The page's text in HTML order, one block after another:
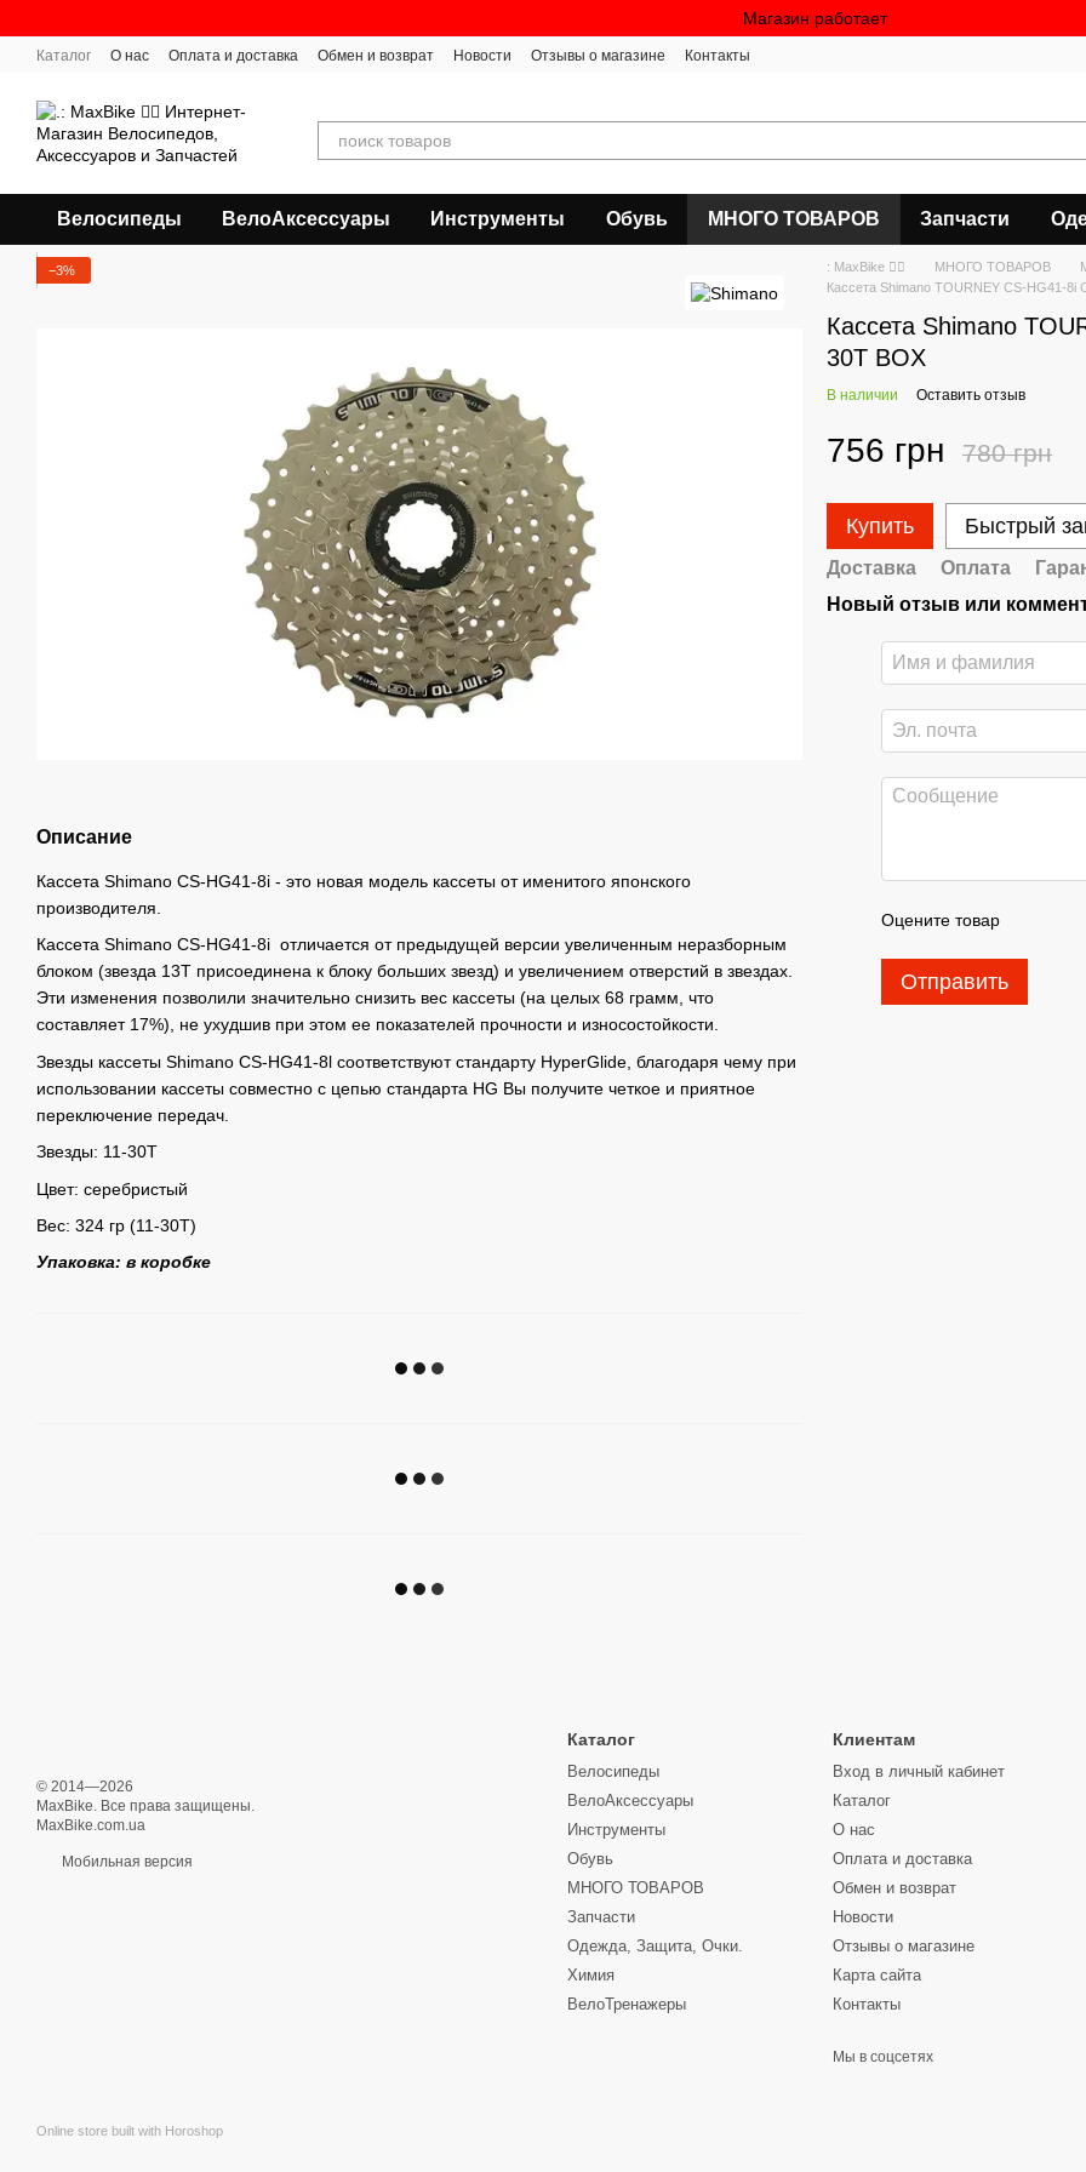
Магазин работает
Каталог О нас Оплата и доставка Обмен и возврат Новости Отзывы о магазине Контакты
Велосипеды ВелоАксессуары Инструменты Обувь МНОГО ТОВАРОВ Запчасти
−3%
Описание
Кассета Shimano CS-HG41-8і - это новая модель кассеты от именитого японского
производителя.
Кассета Shimano CS-HG41-8і отличается от предыдущей версии увеличенным неразборным
блоком (звезда 13T присоединена к блоку больших звезд) и увеличением отверстий в звездах.
Эти изменения позволили значительно снизить вес кассеты (на целых 68 грамм, что
составляет 17%), не ухудшив при этом ее показателей прочности и износостойкости.
Звезды кассеты Shimano CS-HG41-8l соответствуют стандарту HyperGlide, благодаря чему при
использовании кассеты совместно с цепью стандарта HG Вы получите четкое и приятное
переключение передач.
Звезды: 11-30T
Цвет: серебристый
Вес: 324 гр (11-30T)
Упаковка: в коробке
: MaxBike 🚴‍♀ МНОГО ТОВАРОВ
Кассета Shimano TOURNEY CS-HG41-8i
Кассета Shimano
30T BOX
В наличии Оставить отзыв
756 грн 780 грн
Купить Быстрый
Доставка Оплата
Новый отзыв или
Оцените товар
Отправить
© 2014—2026
MaxBike. Все права защищены.
MaxBike.com.ua
Мобильная версия
Online store built with Horoshop
Каталог
Велосипеды
ВелоАксессуары
Инструменты
Обувь
МНОГО ТОВАРОВ
Запчасти
Одежда, Защита, Очки.
Химия
ВелоТренажеры
Клиентам
Вход в личный кабинет
Каталог
О нас
Оплата и доставка
Обмен и возврат
Новости
Отзывы о магазине
Карта сайта
Контакты
Мы в соцсетях